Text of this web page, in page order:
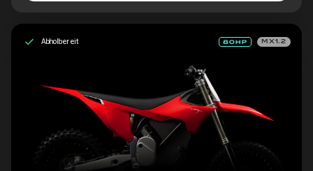
Abholbereit MX1.2